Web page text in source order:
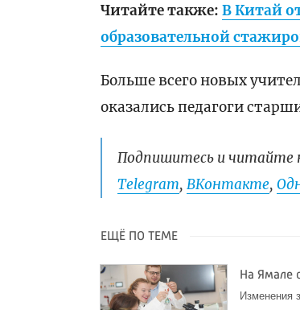
Читайте также:В Китай
образовательной
Больше всего новых
оказались педагоги
Подпишитесь и читайте
Telegram,ВКонтакте,
ЕЩЁ ПО ТЕМЕ
На Ямале
Изменения